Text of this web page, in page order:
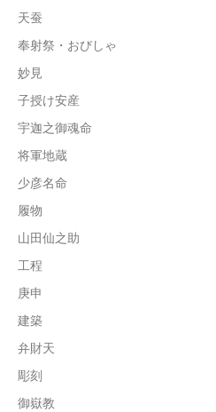
天蚕
奉射祭・おびしゃ
妙見
子授け安産
宇迦之御魂命
将軍地蔵
少彦名命
履物
山田仙之助
工程
庚申
建築
弁財天
彫刻
御嶽教